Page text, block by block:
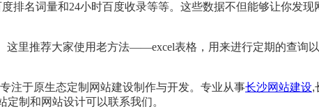
排名词量和24小时百度收录等等。这些数据不但能够让你发
里推荐大家使用老方法——excel表格，用来进行定期的查询
注于原生态定制网站建设制作与开发。专业从事长沙网站建设,
定制和网站设计可以联系我们。